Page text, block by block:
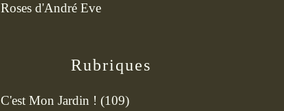
Rubriques
C'est Mon Jardin ! (109)
Roses d'André Eve